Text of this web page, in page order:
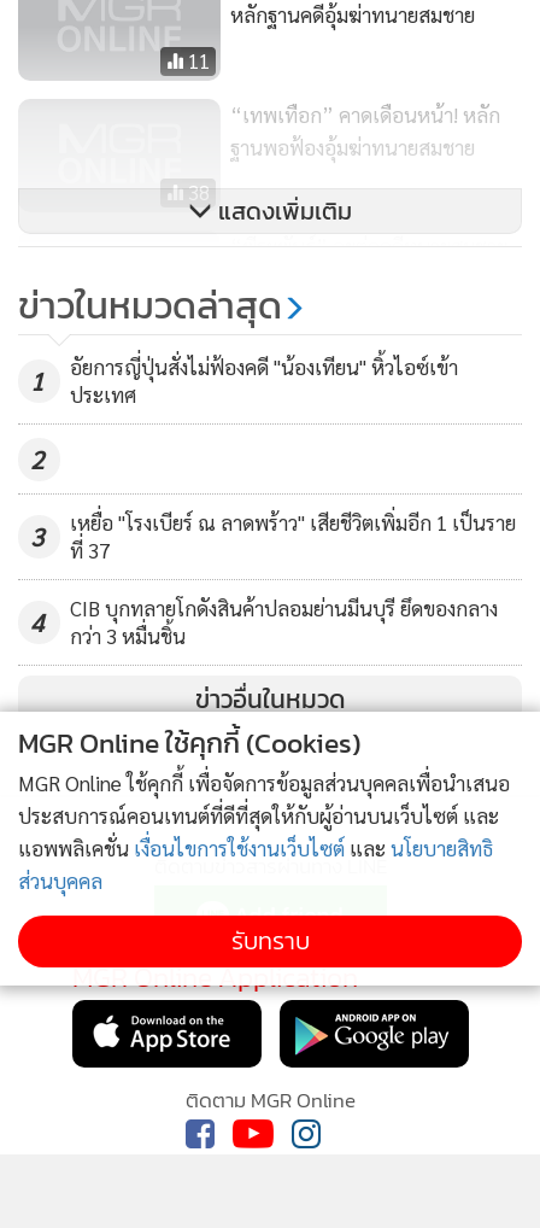
11
หลักฐานคดีอุ้มฆ่าทนายสมชาย
38
“เทพเทือก” คาดเดือนหน้า! หลัก
ฐานพอฟ้องอุ้มฆ่าทนายสมชาย
15
“พีระพันธุ์” ลุยต่อคดีทนายสมชาย
แสดงเพิ่มเติม
ข่าวในหมวดล่าสุด
1
อัยการญี่ปุ่นสั่งไม่ฟ้องคดี "น้องเทียน" หิ้วไอซ์เข้า
ประเทศ
2
3
เหยื่อ "โรงเบียร์ ณ ลาดพร้าว" เสียชีวิตเพิ่มอีก 1 เป็นราย
ที่ 37
4
CIB บุกทลายโกดังสินค้าปลอมย่านมีนบุรี ยึดของกลาง
กว่า 3 หมื่นชิ้น
ข่าวอื่นในหมวด
ติดตามข่าวสารผ่านทาง LINE
MGR Online Application
ติดตาม MGR Online
MGR Online ใช้คุกกี้ (Cookies)
MGR Online ใช้คุกกี้ เพื่อจัดการข้อมูลส่วนบุคคลเพื่อนำเสนอ
ประสบการณ์คอนเทนต์ที่ดีที่สุดให้กับผู้อ่านบนเว็บไซต์ และ
แอพพลิเคชั่น เงื่อนไขการใช้งานเว็บไซต์ และ นโยบายสิทธิ
ส่วนบุคคล
รับทราบ